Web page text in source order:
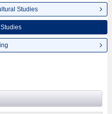
Studies